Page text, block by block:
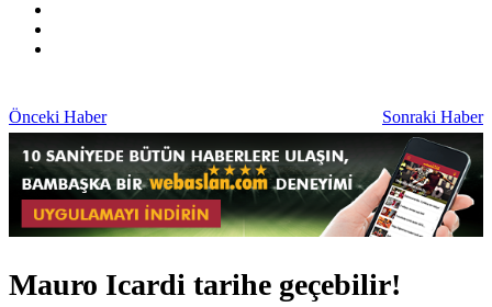
Önceki Haber Sonraki Haber
Mauro Icardi tarihe geçebilir!